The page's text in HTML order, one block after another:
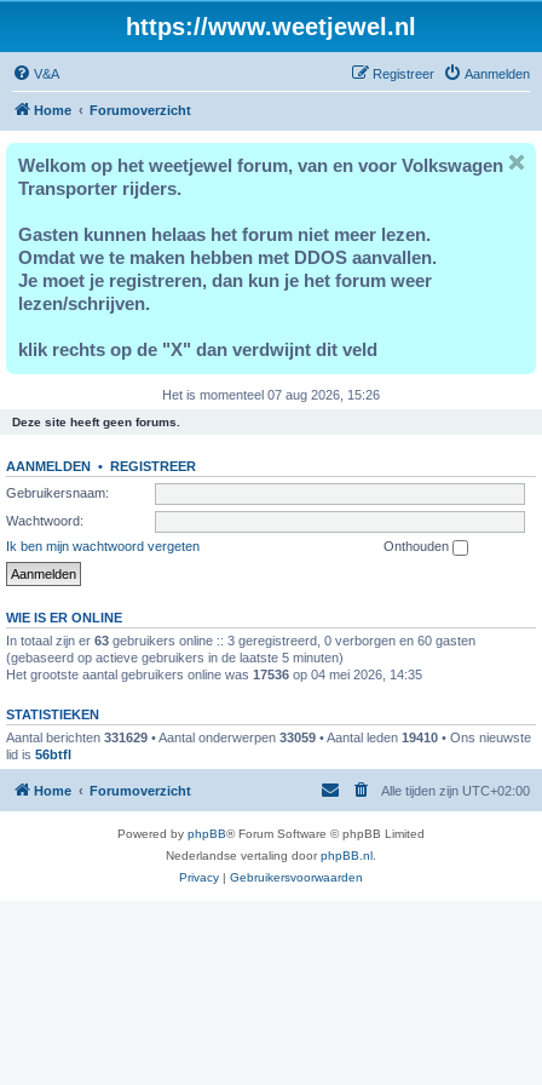
https://www.weetjewel.nl
V&A Aanmelden
Registreer
Home Forumoverzicht
Welkom op het weetjewel forum, van en voor Volkswagen
Transporter rijders.
Gasten kunnen helaas het forum niet meer lezen.
Omdat we te maken hebben met DDOS aanvallen.
Je moet je registreren, dan kun je het forum weer
lezen/schrijven.
klik rechts op de "X" dan verdwijnt dit veld
Het is momenteel 07 aug 2026, 15:26
Deze site heeft geen forums.
AANMELDEN • REGISTREER
Gebruikersnaam:
Wachtwoord:
Ik ben mijn wachtwoord vergeten
Onthouden
WIE IS ER ONLINE
In totaal zijn er 63 gebruikers online :: 3 geregistreerd, 0 verborgen en 60 gasten
(gebaseerd op actieve gebruikers in de laatste 5 minuten)
Het grootste aantal gebruikers online was 17536 op 04 mei 2026, 14:35
STATISTIEKEN
Aantal berichten 331629 • Aantal onderwerpen 33059 • Aantal leden 19410 • Ons nieuwste
lid is 56btfl
Home Forumoverzicht Alle tijden zijn UTC+02:00
Powered by phpBB® Forum Software © phpBB Limited
Nederlandse vertaling doorphpBB.nl
Privacy | Gebruikersvoorwaarden